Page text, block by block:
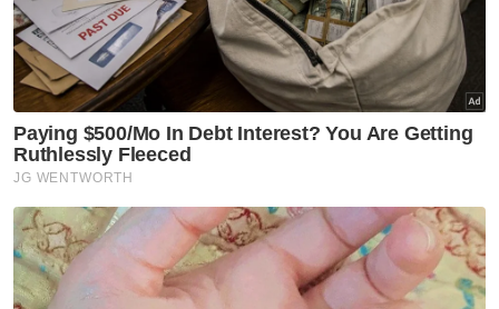
RM12,001 - RM16,000 Lebih daripada RM16,000
Tidak rela berkata
Masuk | Daftar VPoints:0
Harga Makanan Ayam
KPDNHEP